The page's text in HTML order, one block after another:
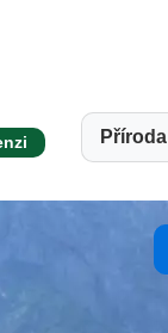
Příroda